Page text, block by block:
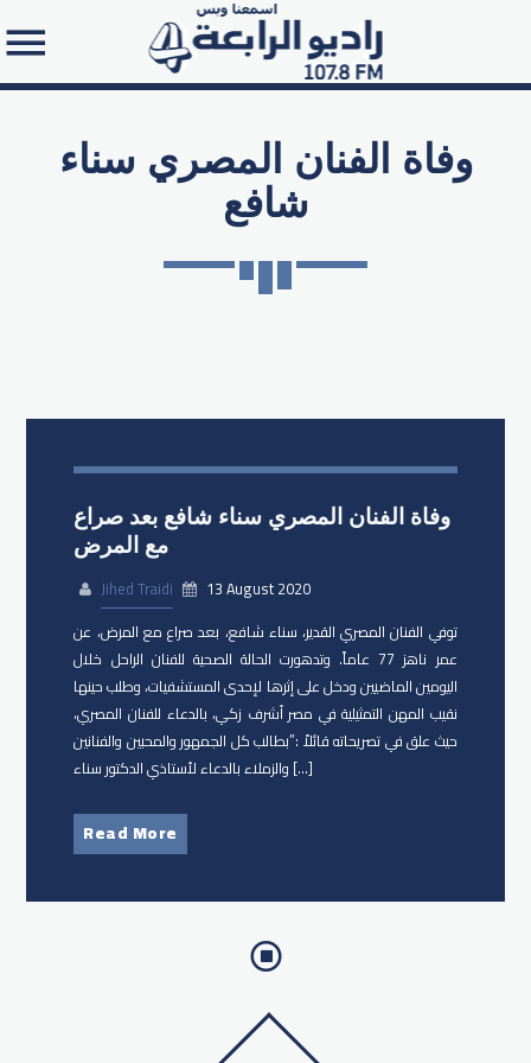
Search in the website:
وفاة الفنان المصري سناء
شافع
وفاة الفنان المصري سناء شافع بعد صراع
مع المرض
Jihed Traidi
13 August 2020
توفي الفنان المصري القدير، سناء شافع، بعد صراع مع المرض، عن
عمر ناهز 77 عاماً. وتدهورت الحالة الصحية للفنان الراحل خلال
اليومين الماضيين ودخل على إثرها لإحدى المستشفيات، وطلب حينها
نقيب المهن التمثيلية في مصر أشرف زكي، بالدعاء للفنان المصري،
حيث علق في تصريحاته قائلاً :”بطالب كل الجمهور والمحبين والفنانين
والزملاء بالدعاء لأستاذي الدكتور سناء […]
Read More